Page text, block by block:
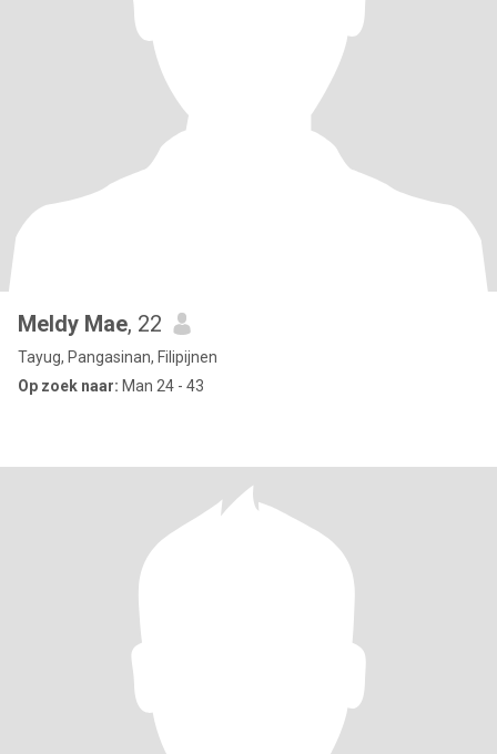
Meldy Mae, 22
Tayug, Pangasinan, Filipijnen
Op zoek naar: Man 24 - 43